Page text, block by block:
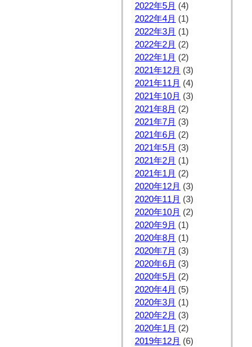
2022年5月 (4)
2022年4月 (1)
2022年3月 (1)
2022年2月 (2)
2022年1月 (2)
2021年12月 (3)
2021年11月 (4)
2021年10月 (3)
2021年8月 (2)
2021年7月 (3)
2021年6月 (2)
2021年5月 (3)
2021年2月 (1)
2021年1月 (2)
2020年12月 (3)
2020年11月 (3)
2020年10月 (2)
2020年9月 (1)
2020年8月 (1)
2020年7月 (3)
2020年6月 (3)
2020年5月 (2)
2020年4月 (5)
2020年3月 (1)
2020年2月 (3)
2020年1月 (2)
2019年12月 (6)